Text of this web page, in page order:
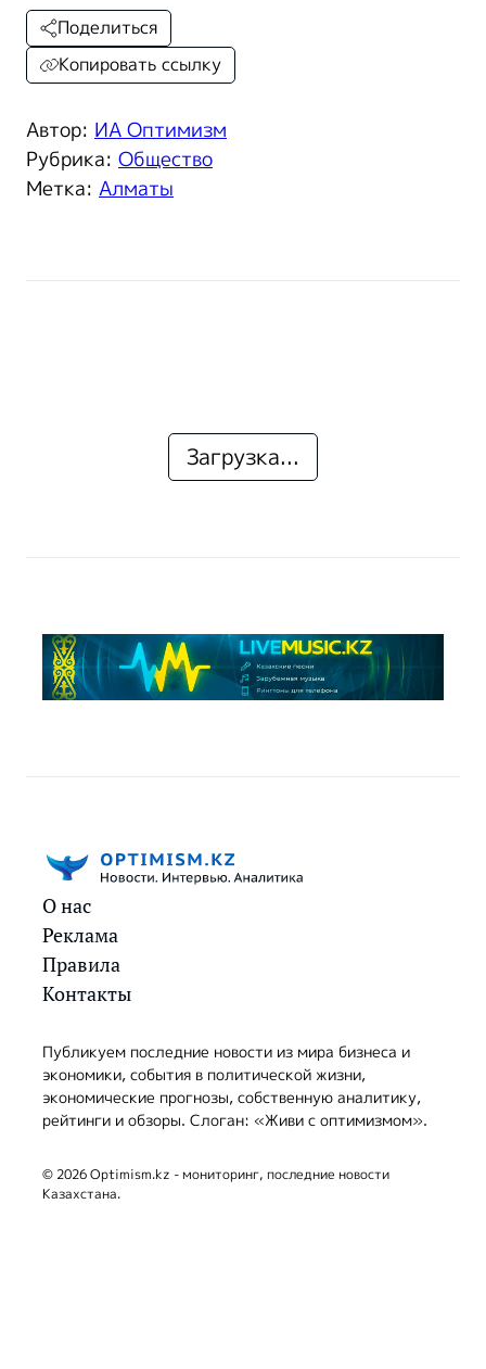
Автор: ИА Оптимизм
Рубрика: Общество
Метка: Алматы
Поделиться
Копировать ссылку
Загрузка...
О нас
Реклама
Правила
Контакты
Публикуем последние новости из мира бизнеса и
экономики, события в политической жизни,
экономические прогнозы, собственную аналитику,
рейтинги и обзоры. Слоган: «Живи с оптимизмом».
© 2026 Optimism.kz - мониторинг, последние новости
Казахстана.